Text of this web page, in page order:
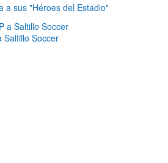
a sus "Héroes del Estadio"
Saltillo Soccer